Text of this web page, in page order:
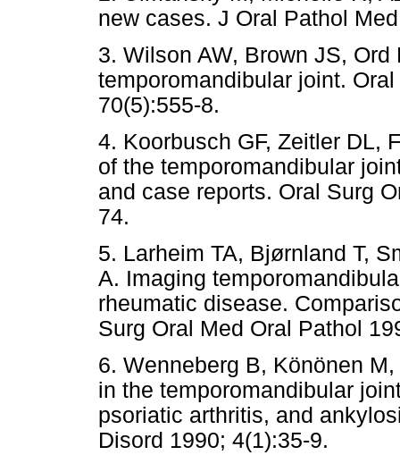
new cases. J Oral Pathol
3. Wilson AW, Brown JS,
temporomandibular joint.
70(5):555-8.
4. Koorbusch GF, Zeitler DL,
of the temporomandibular
and case reports. Oral Surg
74.
5. Larheim TA, Bjørnland T,
A. Imaging
rheumatic disease.
Surg Oral Med Oral Pathol
6. Wenneberg B, Könönen
in the temporomandibular
psoriatic arthritis, and
Disord 1990; 4(1):35-9.